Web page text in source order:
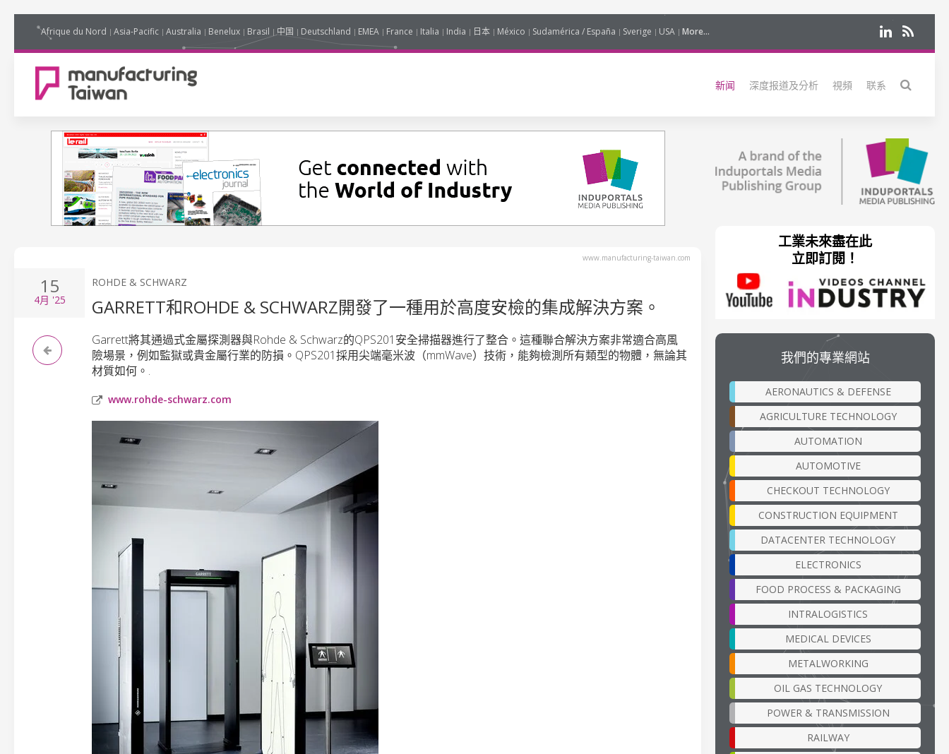
Afrique du Nord Asia-Pacific Australia Benelux Brasil 中国 Deutschland EMEA France Italia India 日本 México Sudamérica / España Sverige USA More...
新闻 深度报道及分析 視頻 联系
www.manufacturing-taiwan.com
15
4月 '25
ROHDE & SCHWARZ
GARRETT和ROHDE & SCHWARZ開發了一種用於高度安檢的集成解決方案。
Garrett將其通過式金屬探測器與Rohde & Schwarz的QPS201安全掃描器進行了整合。這種聯合解決方案非常適合高風
險場景，例如監獄或貴金屬行業的防損。QPS201採用尖端毫米波（mmWave）技術，能夠檢測所有類型的物體，無論其
材質如何。.
www.rohde-schwarz.com
工業未來盡在此
立即訂閱！
我們的專業網站
AERONAUTICS & DEFENSE
AGRICULTURE TECHNOLOGY
AUTOMATION
AUTOMOTIVE
CHECKOUT TECHNOLOGY
CONSTRUCTION EQUIPMENT
DATACENTER TECHNOLOGY
ELECTRONICS
FOOD PROCESS & PACKAGING
INTRALOGISTICS
MEDICAL DEVICES
METALWORKING
OIL GAS TECHNOLOGY
POWER & TRANSMISSION
RAILWAY